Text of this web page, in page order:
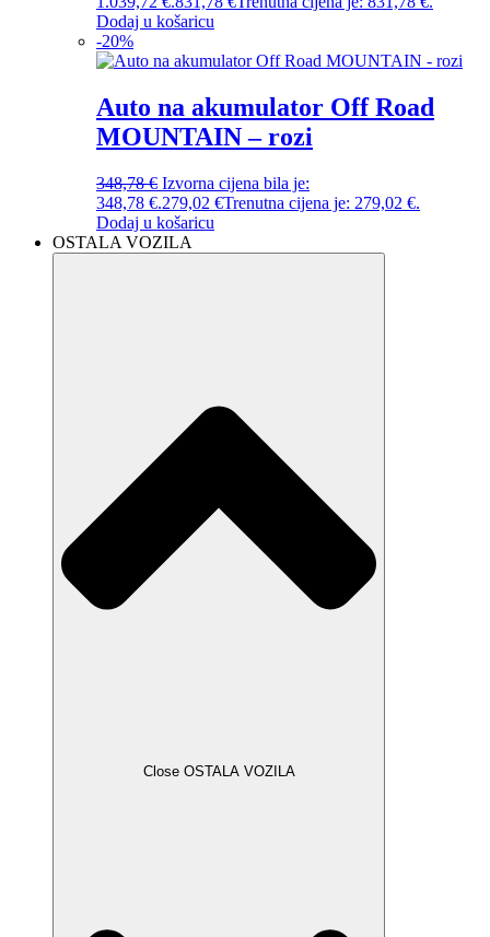
Dodaj u košaricu
-20%
Auto na akumulator Off Road
MOUNTAIN – rozi
348,78€ Izvorna cijena bila je:
348,78 €.279,02 €Trenutna cijena je: 279,02 €.
Dodaj u košaricu
OSTALA VOZILA
Close OSTALA VOZILA